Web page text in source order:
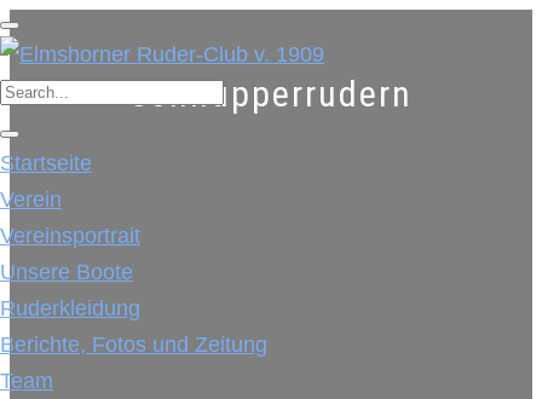
Startseite
Verein
Vereinsportrait
Unsere Boote
Ruderkleidung
Berichte, Fotos und Zeitung
Team
Schnupperrudern